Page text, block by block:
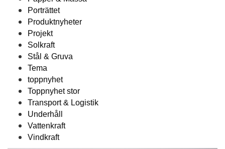
Porträttet
Produktnyheter
Projekt
Solkraft
Stål & Gruva
Tema
toppnyhet
Toppnyhet stor
Transport & Logistik
Underhåll
Vattenkraft
Vindkraft